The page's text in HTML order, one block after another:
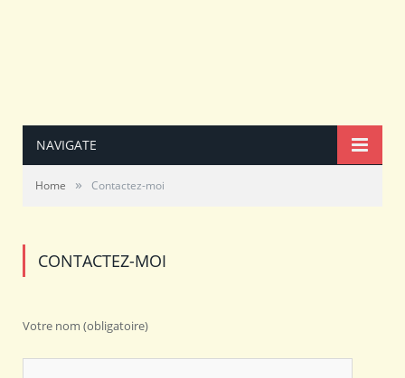
NAVIGATE
Home » Contactez-moi
CONTACTEZ-MOI
Votre nom (obligatoire)